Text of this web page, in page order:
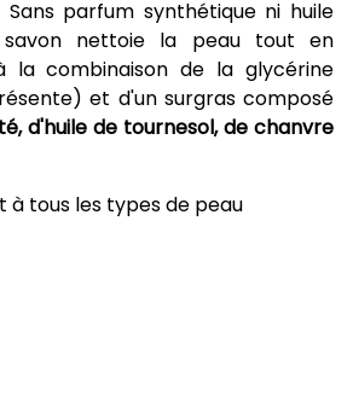
Sans parfum synthétique ni huile
nettoie la peau tout en
la combinaison de la glycérine
et d'un surgras composé
d'huile de tournesol, de chanvre
à tous les types de peau